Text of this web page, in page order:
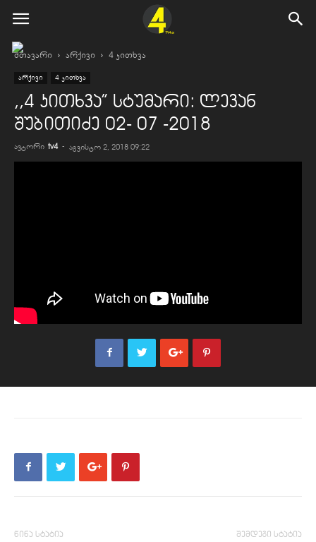
მთავარი არქივი 4 კითხვა
არქივი 4 კითხვა
,,4 კითხვა” სტუმარი: ლევან
შუბითიძე 02- 07 -2018
ავტორი tv4 - აგვისტო 2, 2018 09:22
წინა სტატია შემდეგი სტატია